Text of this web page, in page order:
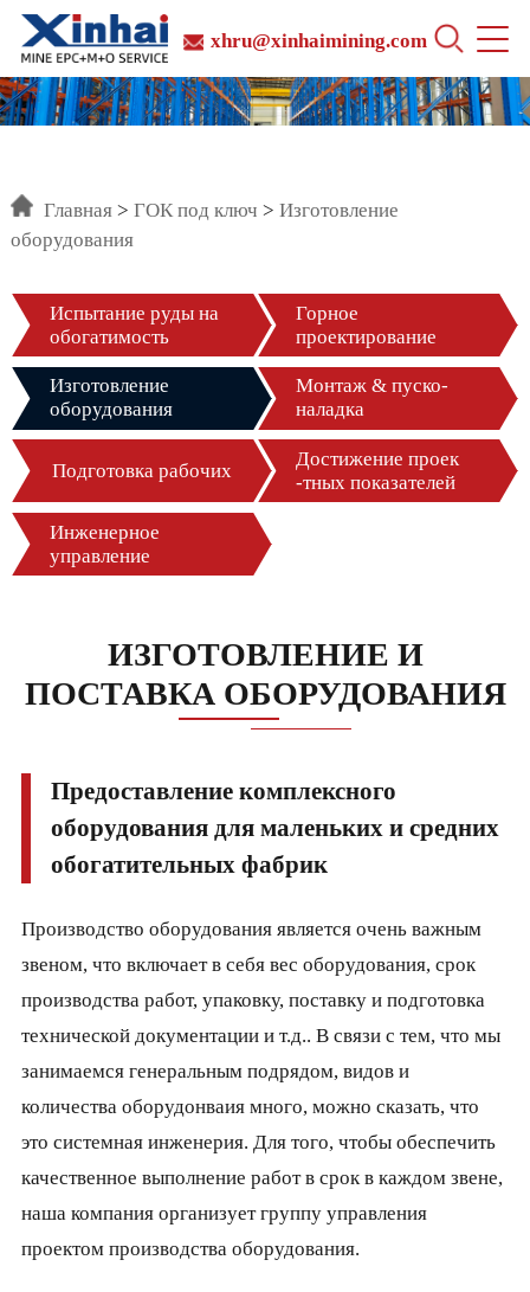
xhru@xinhaimining.com
Главная >ГОК под ключ>Изготовление
оборудования
Испытание руды на
обогатимость
Горное
проектирование
Изготовление
оборудования
Монтаж & пуско-
наладка
Подготовка рабочих
Достижение проек
-тных показателей
Инженерное
управление
ИЗГОТОВЛЕНИЕ И
ПОСТАВКА ОБОРУДОВАНИЯ
Предоставление комплексного
оборудования для маленьких и средних
обогатительных фабрик
Производство оборудования является очень важным
звеном, что включает в себя вес оборудования, срок
производства работ, упаковку, поставку и подготовка
технической документации и т.д.. В связи с тем, что мы
занимаемся генеральным подрядом, видов и
количества оборудонваия много, можно сказать, что
это системная инженерия. Для того, чтобы обеспечить
качественное выполнение работ в срок в каждом звене,
наша компания организует группу управления
проектом производства оборудования.